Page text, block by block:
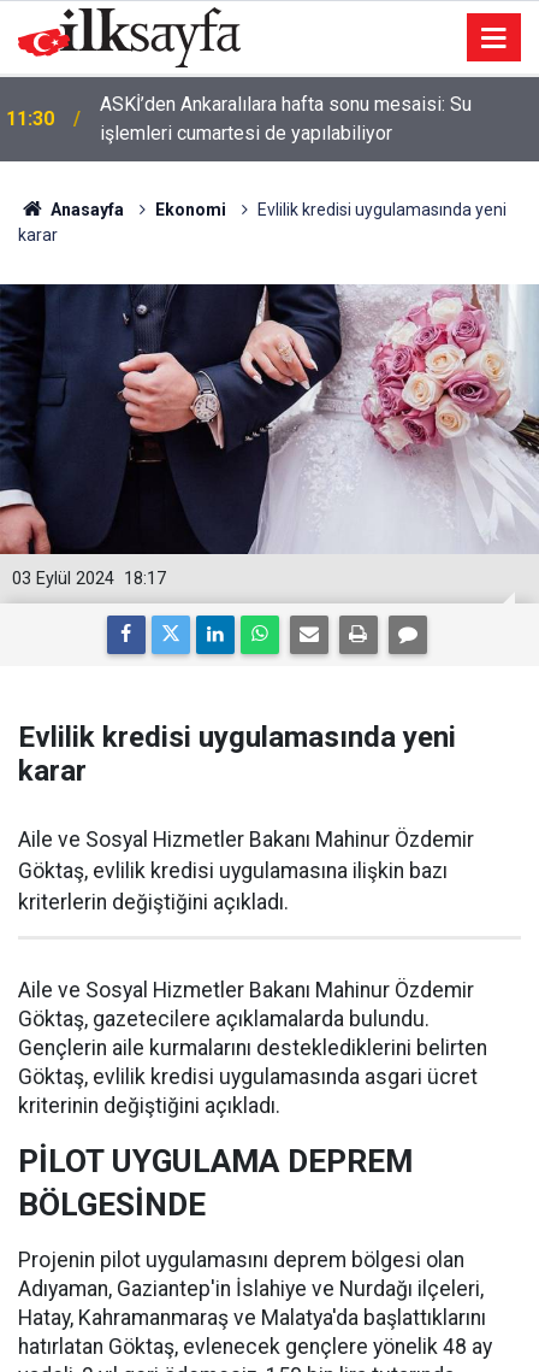
11:30
ASKİ’den Ankaralılara hafta sonu mesaisi: Su
işlemleri cumartesi de yapılabiliyor
Anasayfa Ekonomi
Evlilik kredisi uygulamasında yeni
karar
18:17
03 Eylül 2024
Evlilik kredisi uygulamasında yeni
karar
Aile ve Sosyal Hizmetler Bakanı Mahinur Özdemir
Göktaş, evlilik kredisi uygulamasına ilişkin bazı
kriterlerin değiştiğini açıkladı.
Aile ve Sosyal Hizmetler Bakanı Mahinur Özdemir
Göktaş, gazetecilere açıklamalarda bulundu.
Gençlerin aile kurmalarını desteklediklerini belirten
Göktaş, evlilik kredisi uygulamasında asgari ücret
kriterinin değiştiğini açıkladı.
PİLOT UYGULAMA DEPREM
BÖLGESİNDE
Projenin pilot uygulamasını deprem bölgesi olan
Adıyaman, Gaziantep'in İslahiye ve Nurdağı ilçeleri,
Hatay, Kahramanmaraş ve Malatya'da başlattıklarını
hatırlatan Göktaş, evlenecek gençlere yönelik 48 ay